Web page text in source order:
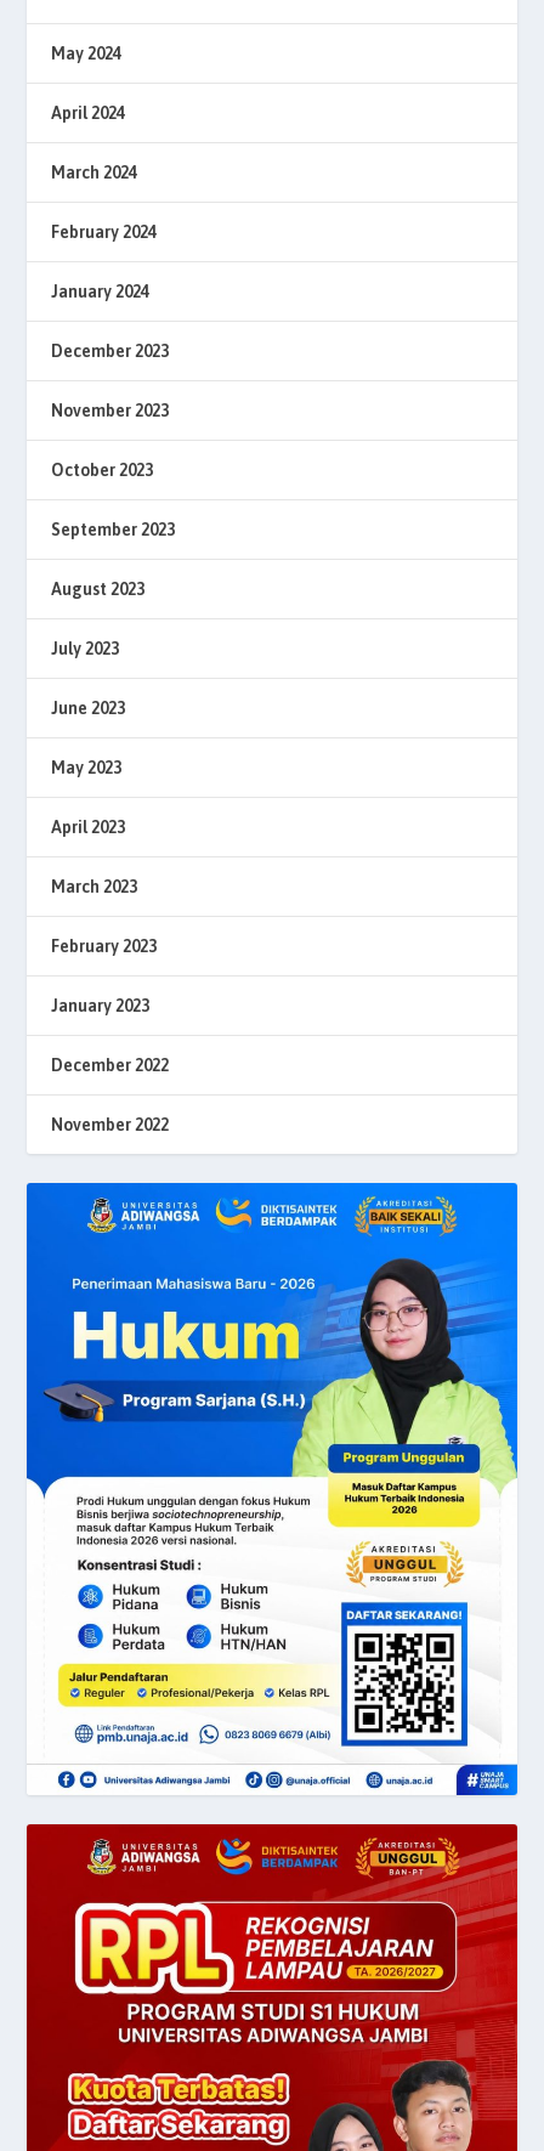
May 2024
April 2024
March 2024
February 2024
January 2024
December 2023
November 2023
October 2023
September 2023
August 2023
July 2023
June 2023
May 2023
April 2023
March 2023
February 2023
January 2023
December 2022
November 2022